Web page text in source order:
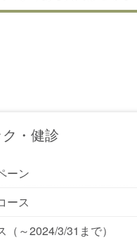
・健診
ーン
ース
（～2024/3/31まで）